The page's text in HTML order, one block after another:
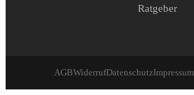
Ratgeber
AGBWiderrufDatenschutzImpressum